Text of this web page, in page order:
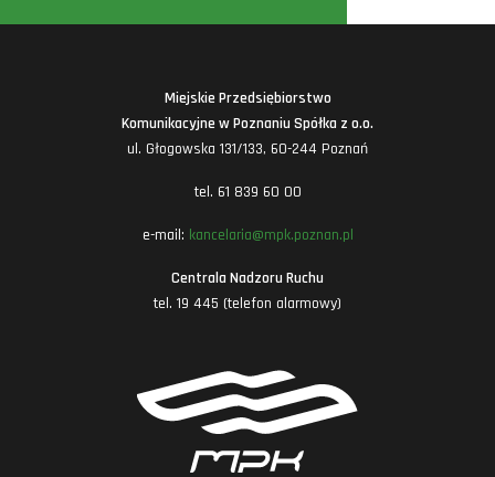
Miejskie Przedsiębiorstwo
Komunikacyjne w Poznaniu Spółka z o.o.
ul. Głogowska 131/133, 60-244 Poznań
tel. 61 839 60 00
e-mail: kancelaria@mpk.poznan.pl
Centrala Nadzoru Ruchu
tel. 19 445 (telefon alarmowy)